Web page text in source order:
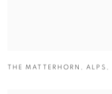
THE MATTERHORN , ALPS ,